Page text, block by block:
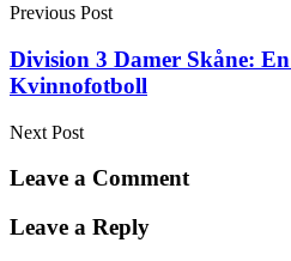
Previous Post
Division 3 Damer Skåne:
Kvinnofotboll
Next Post
Leave a Comment
Leave a Reply